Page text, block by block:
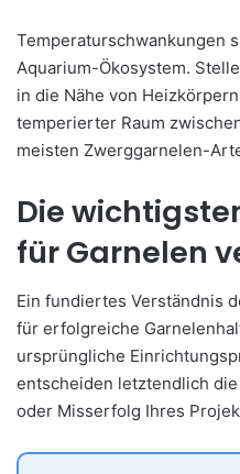
Temperaturschwankungen
Aquarium-Ökosystem.
in die Nähe von
temperierter Raum
meisten Zwerggarnelen-
Die
für Garnelen
Ein fundiertes Verständnis
für erfolgreiche
ursprüngliche
entscheiden letztendlich
oder Misserfolg Ihres